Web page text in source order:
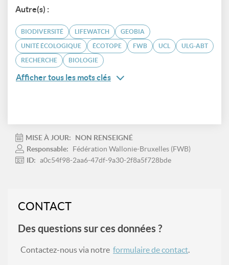
Autre(s) :
BIODIVERSITÉ LIFEWATCH GEOBIA
UNITÉ ÉCOLOGIQUE ÉCOTOPE FWB UCL ULG-ABT
RECHERCHE BIOLOGIE
Afficher tous les mots clés
MISE À JOUR:
NON RENSEIGNÉ
Responsable:
Fédération Wallonie-Bruxelles (FWB)
ID: a0c54f98-2aa6-47df-9a30-2f8a5f728bde
CONTACT
Des questions sur ces données ?
Contactez-nous via notre formulaire de contact.